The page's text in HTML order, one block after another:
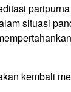
situasi
kembali